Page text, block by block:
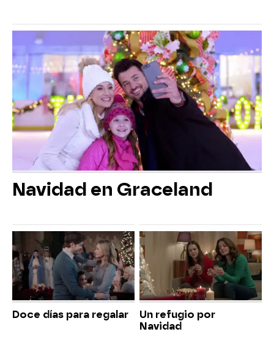
Navidad en Graceland
Doce días para regalar
Un refugio por
Navidad